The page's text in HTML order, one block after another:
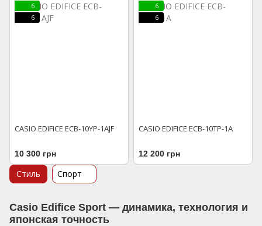
6
6
CASIO EDIFICE ECB-10YP-1AJF
10 300 грн
6
6
CASIO EDIFICE ECB-10TP-1A
12 200 грн
Casio Edifice Sport — динамика, технология и
японская точность
Стиль Спорт